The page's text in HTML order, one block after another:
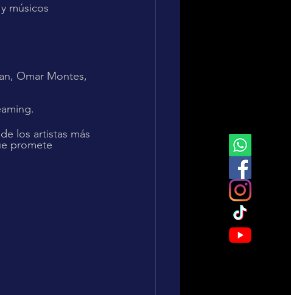
músicos
más escuchado en España, en 	streaming.
los artistas más
promete